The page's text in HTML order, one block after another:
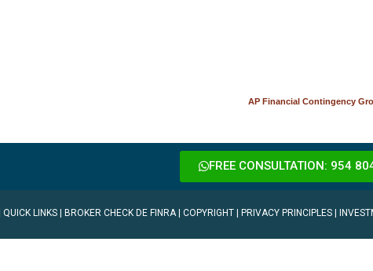
AP Financial Contingency
FREE CONSULTATION: 954
QUICK LINKS BROKER CHECK DE FINRA COPYRIGHT PRIVACY PRINCIPLES